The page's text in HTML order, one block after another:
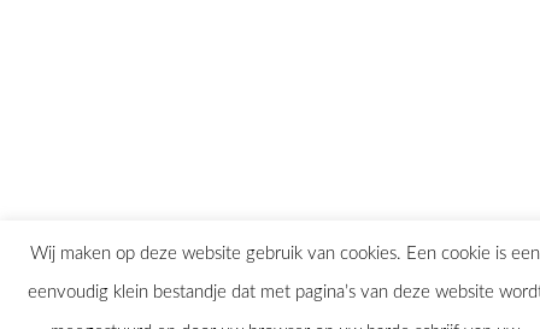
Wij maken op deze website gebruik van cookies. Een cookie is een
eenvoudig klein bestandje dat met pagina’s van deze website